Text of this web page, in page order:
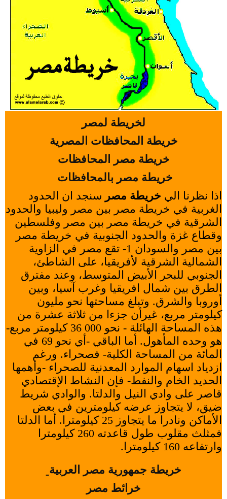
لخريطة لمصر
خريطة المحافظات المصرية
خريطة مصر المحافظات
خريطة مصر بالمحافظات
اذا نظرنا الي خريطة مصر سنجد ان الحدود
الغربية في خريطة مصر بين مصر وليبيا والحدود
الشرقية في خريطة مصر بين مصر وفلسطين
وقطاع غزة والحدود الجنوبية في خريطة مصر
بين مصر والسودان 1- تقع مصر في الزاوية
الشمالية الشرقية لأفريقيا، على الشاطئ،
الجنوبي للبحر الأبيض المتوسط، وعند مفترق
الطرق بين شمال افريقيا وغرب آسيا، وبين
أوروبا والشرق. وتبلغ مساحتها نحو مليون
كيلومتر مربع، غيرأن جزءا من ثلاثة عشرة من
هذه المساحة الهائلة - نحو 000 36 كيلومتر مربع-
هو وحده المأهول. أما الباقي -أي نحو 69 في
المائة من المساحة الكلية- فصحراء. ورغم
ازدياد اسهام الموارد المعدنية للصحراء -وأهمها
الحديد الخام والنفط- فإن النشاط الإقتصادي
قاصر على وادي النيل والدلتا. والوادي شريط
ضيق، لا يتجاوز عرضه كيلومترين في بعض
الأماكن ونادرا ما يتجاوز 25 كيلومترا. أما الدلتا
فمثلث مقلوب طول قاعدته 260 كيلومترا
وارتفاعه 160 كيلومترا.
خريطة جمهورية مصر العربية
خرائط مصر